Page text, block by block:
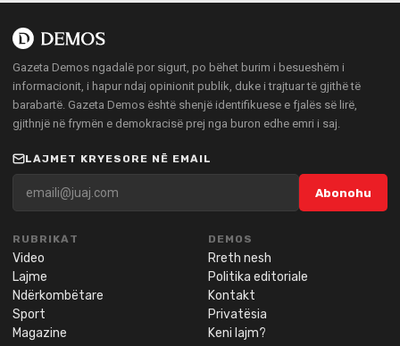
Gazeta Demos ngadalë por sigurt, po bëhet burim i besueshëm i
informacionit, i hapur ndaj opinionit publik, duke i trajtuar të gjithë të
barabartë. Gazeta Demos është shenjë identifikuese e fjalës së lirë,
gjithnjë në frymën e demokracisë prej nga buron edhe emri i saj.
LAJMET KRYESORE NË EMAIL
Abonohu
RUBRIKAT
Video
Lajme
Ndërkombëtare
Sport
Magazine
DEMOS
Rreth nesh
Politika editoriale
Kontakt
Privatësia
Keni lajm?